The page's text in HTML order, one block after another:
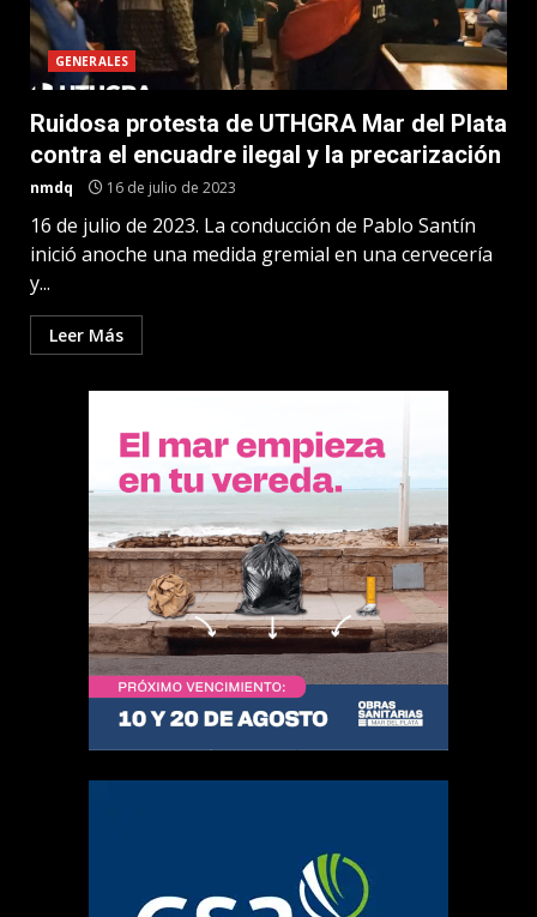
GENERALES
Ruidosa protesta de UTHGRA Mar del Plata
contra el encuadre ilegal y la precarización
nmdq 16 de julio de 2023
16 de julio de 2023. La conducción de Pablo Santín
inició anoche una medida gremial en una cervecería
y...
Leer Más